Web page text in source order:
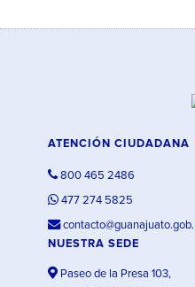
ATENCIÓN CIUDADANA
800 465 2486
477 274 5825
NUESTRA SEDE
Paseo de la Presa 103,